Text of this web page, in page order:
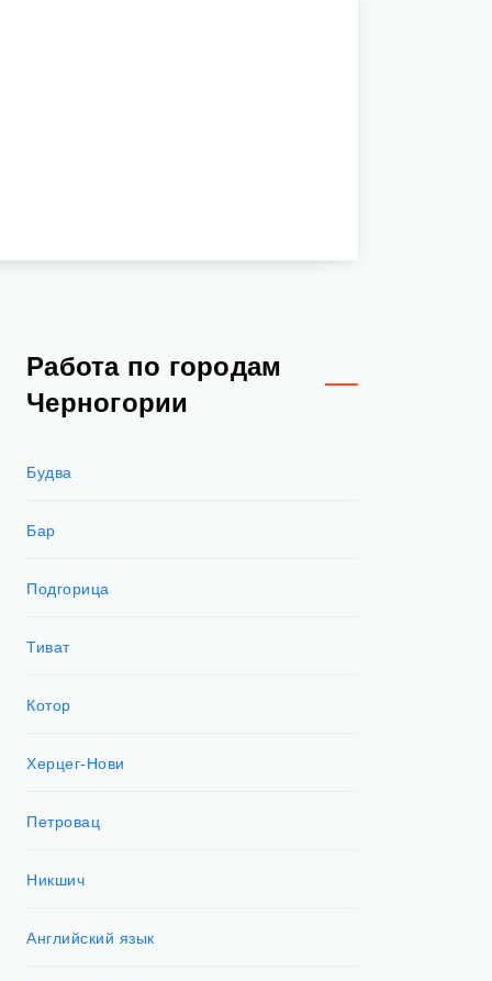
Работа по городам
Черногории
Будва
Бар
Подгорица
Тиват
Котор
Херцег-Нови
Петровац
Никшич
Английский язык